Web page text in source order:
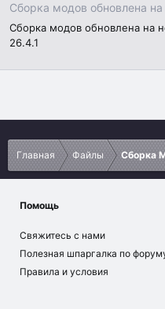
Сборка модов обновлена
Сборка модов обновлена на
26.4.1
Главная Файлы Сборка
Помощь
Свяжитесь с нами
Полезная шпаргалка по
Правила и условия